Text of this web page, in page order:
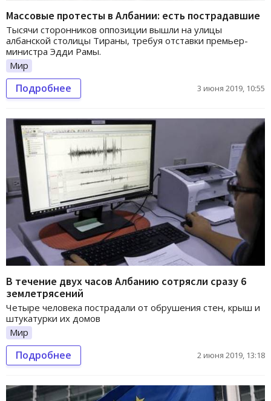
Массовые протесты в Албании: есть пострадавшие
Тысячи сторонников оппозиции вышли на улицы
албанской столицы Тираны, требуя отставки премьер-
министра Эдди Рамы.
Мир
Подробнее 3 июня 2019, 10:55
В течение двух часов Албанию сотрясли сразу 6
землетрясений
Четыре человека пострадали от обрушения стен, крыш и
штукатурки их домов
Мир
Подробнее 2 июня 2019, 13:18